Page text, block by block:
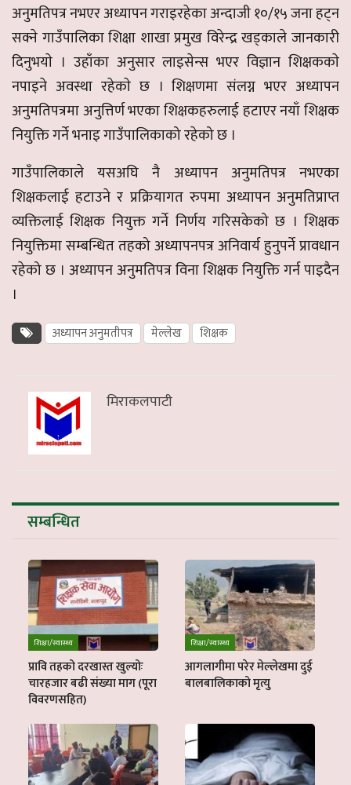
अनुमतिपत्र नभएर अध्यापन गराइरहेका अन्दाजी १०/१५ जना हट्न
सक्ने गाउँपालिका शिक्षा शाखा प्रमुख विरेन्द्र खड्काले जानकारी
दिनुभयाे । उहाँका अनुसार लाइसेन्स भएर विज्ञान शिक्षककाे
नपाइने अवस्था रहेकाे छ ।शिक्षणमा संलग्न भएर अध्यापन
अनुमतिपत्रमा अनुत्तिर्ण भएका शिक्षकहरुलाई हटाएर नयाँ शिक्षक
नियुक्ति गर्ने भनाइ गाउँपालिकाको रहेको छ ।
गाउँपालिकाले यसअघि नै अध्यापन अनुमतिपत्र नभएका
शिक्षकलाई हटाउने र प्रक्रियागत रुपमा अध्यापन अनुमतिप्राप्त
व्यक्तिलाई शिक्षक नियुक्त गर्ने निर्णय गरिसकेको छ । शिक्षक
नियुक्तिमा सम्बन्धित तहको अध्यापनपत्र अनिवार्य हुनुपर्ने प्रावधान
रहेको छ । अध्यापन अनुमतिपत्र विना शिक्षक नियुक्ति गर्न पाइदैन
।
अध्यापन अनुमतीपत्र मेल्लेख शिक्षक
मिराकलपाटी
सम्बन्धित
शिक्षा/स्वास्थ्य
प्रावि तहको दरखास्त खुल्योः
चारहजार बढी संख्या माग (पूरा
विवरणसहित)
शिक्षा/स्वास्थ्य
आगलागीमा परेर मेल्लेखमा दुई
बालबालिकाको मृत्यु